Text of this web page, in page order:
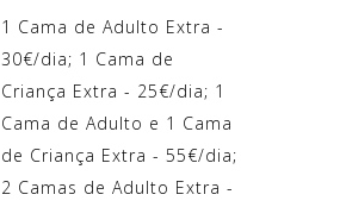
1 Cama de Adulto Extra -
30€/dia; 1 Cama de
Criança Extra - 25€/dia; 1
Cama de Adulto e 1 Cama
de Criança Extra - 55€/dia;
2 Camas de Adulto Extra -